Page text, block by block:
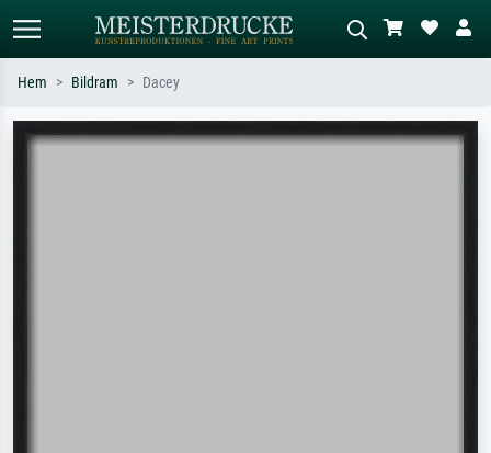
Standardsök AI-bildsökning
Hem Bildram Dacey